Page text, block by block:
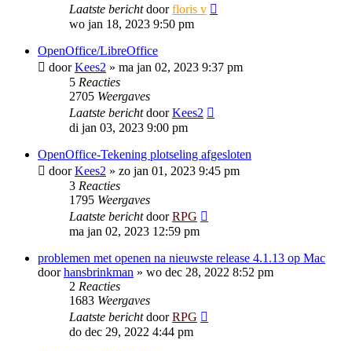
Laatste berichtdoorfloris v
wo jan 18, 2023 9:50 pm
OpenOffice/LibreOffice
doorKees2 » ma jan 02, 2023 9:37 pm
5 Reacties
2705 Weergaves
Laatste berichtdoorKees2
di jan 03, 2023 9:00 pm
OpenOffice-Tekening plotseling afgesloten
doorKees2 » zo jan 01, 2023 9:45 pm
3 Reacties
1795 Weergaves
Laatste berichtdoorRPG
ma jan 02, 2023 12:59 pm
problemen met openen na nieuwste release 4.1.13 op Mac
doorhansbrinkman » wo dec 28, 2022 8:52 pm
2 Reacties
1683 Weergaves
Laatste berichtdoorRPG
do dec 29, 2022 4:44 pm